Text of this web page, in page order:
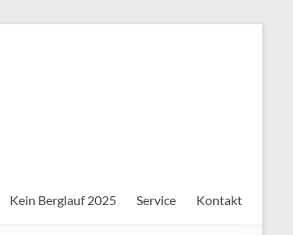
Kein Berglauf 2025 Service Kontakt